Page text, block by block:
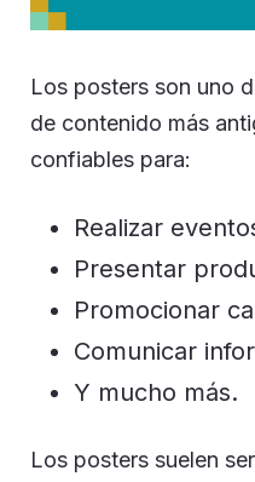
Los posters son uno
de contenido más
confiables para:
Realizar
Presentar
Promocionar
Comunicar
Y mucho más.
Los posters suelen